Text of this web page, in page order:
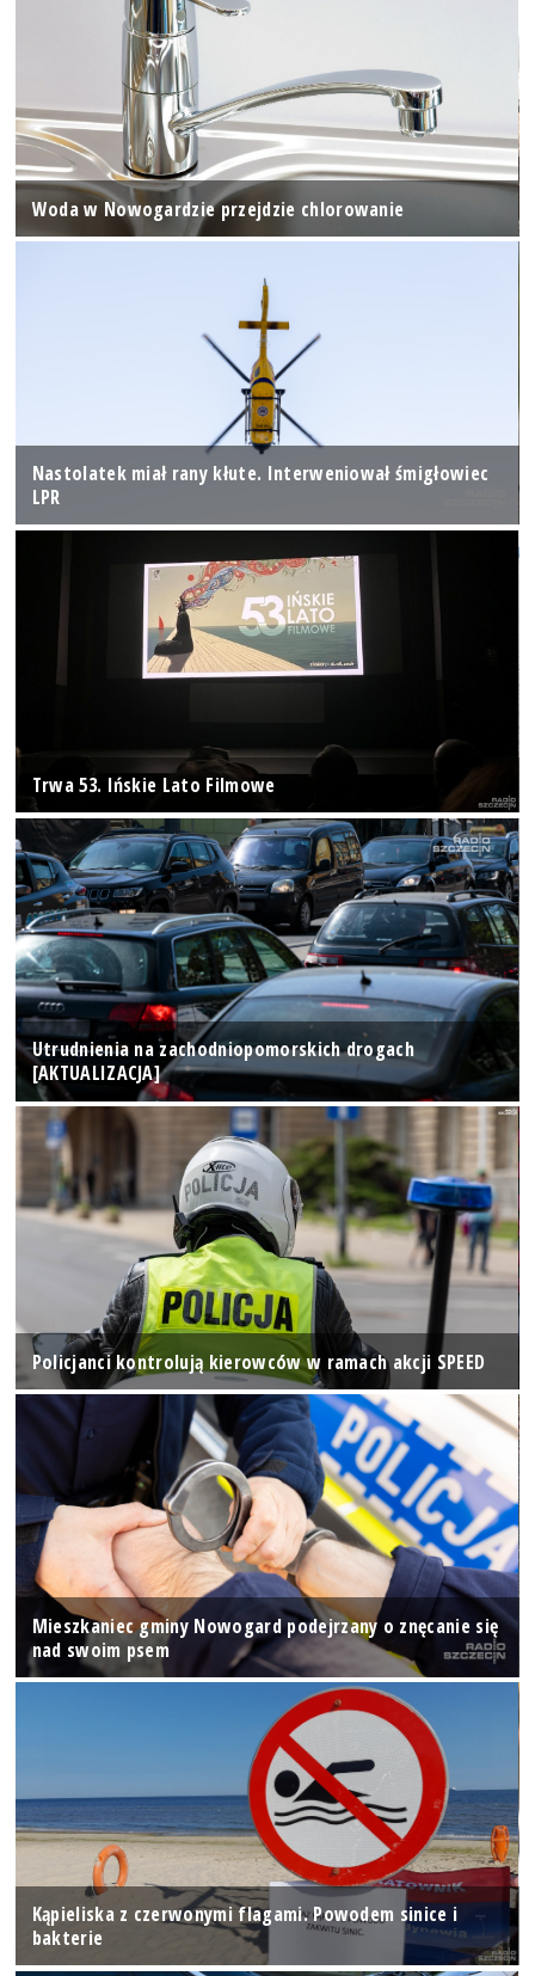
Woda w Nowogardzie przejdzie chlorowanie
Nastolatek miał rany kłute. Interweniował śmigłowiec
LPR
Trwa 53. Ińskie Lato Filmowe
Utrudnienia na zachodniopomorskich drogach
[AKTUALIZACJA]
Policjanci kontrolują kierowców w ramach akcji SPEED
Mieszkaniec gminy Nowogard podejrzany o znęcanie się
nad swoim psem
Kąpieliska z czerwonymi flagami. Powodem sinice i
bakterie